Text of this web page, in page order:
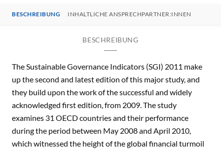
BESCHREIBUNG INHALTLICHE ANSPRECHPARTNER:INNEN
BESCHREIBUNG
The Sustainable Governance Indicators (SGI) 2011 make
up the second and latest edition of this major study, and
they build upon the work of the successful and widely
acknowledged first edition, from 2009. The study
examines 31 OECD countries and their performance
during the period between May 2008 and April 2010,
which witnessed the height of the global financial turmoil